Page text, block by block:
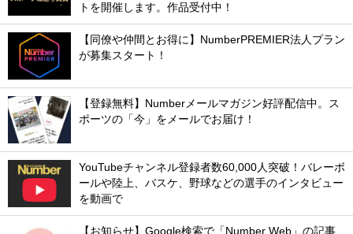
トを開催します。作品受付中！
【同僚や仲間とお得に】NumberPREMIER法人プラン
が募集スタート！
【登録無料】Numberメールマガジン好評配信中。ス
ポーツの「今」をメールでお届け！
YouTubeチャンネル登録者数60,000人突破！バレーボ
ールや陸上、バスケ、野球などの選手のインタビュー
を動画で
【お知らせ】Google検索で「Number Web」の記事